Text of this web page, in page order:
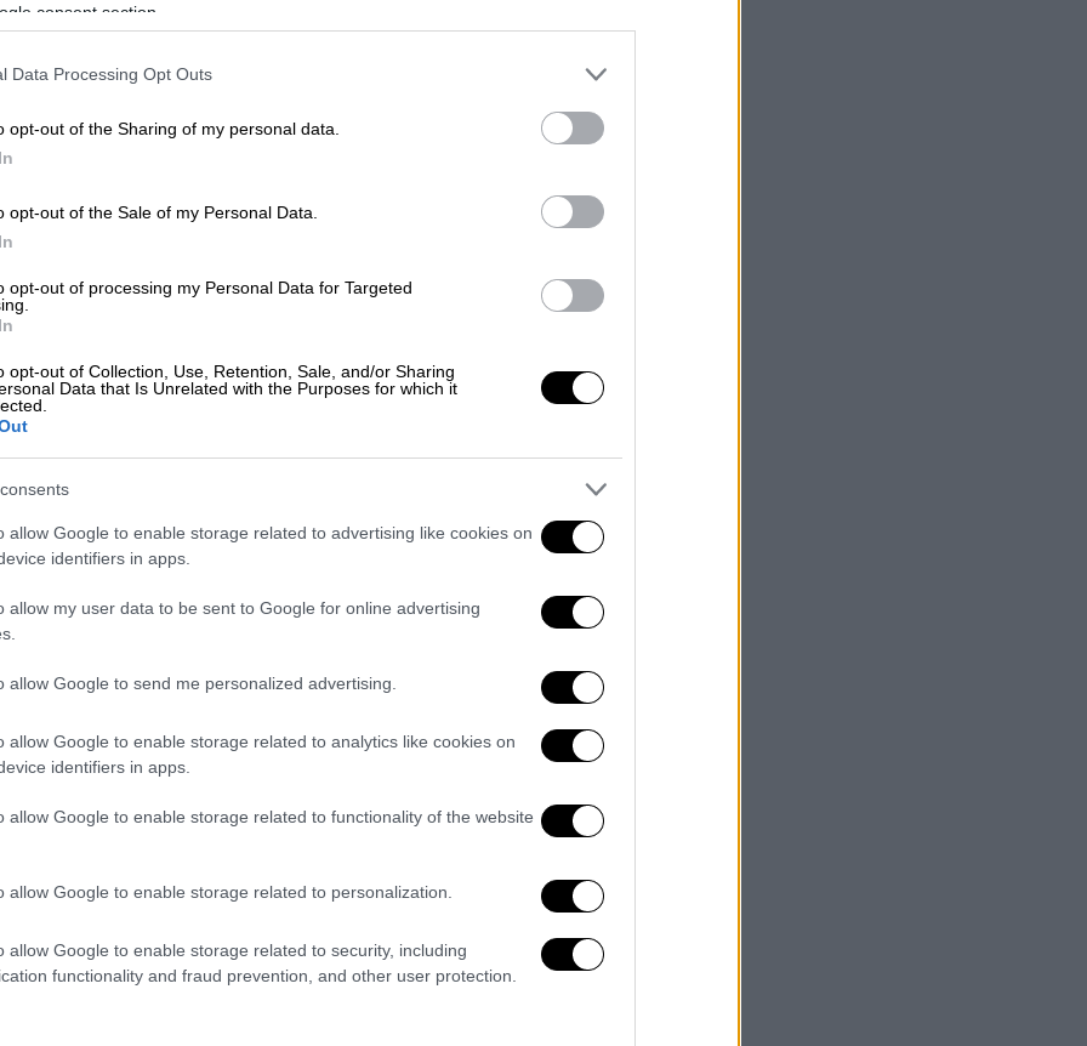
consent section.
Data Processing Opt Outs
opt-out of the Sharing of my personal data.
opt-out of the Sale of my Personal Data.
opt-out of processing my Personal Data for Targeted
opt-out of Collection, Use, Retention, Sale, and/or Sharing
Data that Is Unrelated with the Purposes for which it
allow Google to enable storage related to advertising like cookies on
identifiers in apps.
allow my user data to be sent to Google for online advertising
allow Google to send me personalized advertising.
allow Google to enable storage related to analytics like cookies on
identifiers in apps.
allow Google to enable storage related to functionality of the website
allow Google to enable storage related to personalization.
allow Google to enable storage related to security, including
functionality and fraud prevention, and other user protection.
τον ελληνικό αμπελώνα | © Χριστίνα Τσαμουρά
στις200 ετικέτες, αποκλειστικά από τον
σε Έλληνες μικροπαραγωγούς και
άγνωστες ποικιλίες που
στα ελληνικά χώματα το δεύτερο σπίτι
πίσω από την ιδέα, ετοιμάζουν και
ανά ετικέτα, που αλλάζει συχνά,
νέους οίνους, διαφορετικά
δική μας επίσκεψη, η κάρτα με τα
από κρητικόβιδιανό(τον Δάφνιο του
ποτήρι των €6,5 και ακολούθως σε
δουλίτσα) καιμοσχοφίλερο
καιαυγουστιάτηαπό το οινοποιείο
ωραίο φρυγανισμένο προζυμένιο ψωμί
σπιτικές πίκλες (€9), το ρουστίκ
και μυρωδικά (€13) και το πλατό
φορά θα δοκιμάσουμε και τους ψητούς
κρέμα βαλσάμικου και αλατισμένα